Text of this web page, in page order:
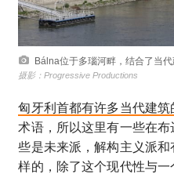
Bálna位于多瑙河畔，结合了当代
摄影：Progressive Productions
匈牙利首都有许多当代建筑
术语，所以这里有一些在
些是未来派，解构主义派
样的，除了这个现代性与